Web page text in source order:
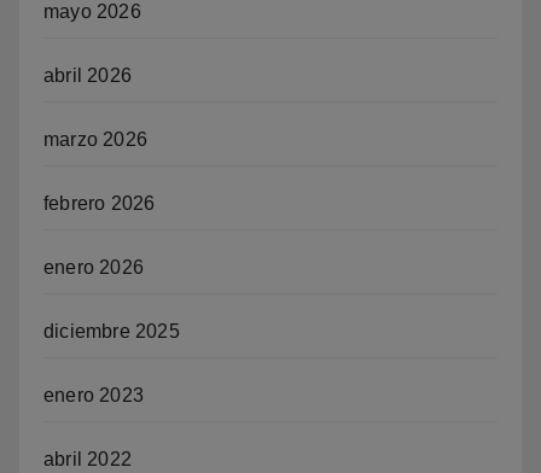
mayo 2026
abril 2026
marzo 2026
febrero 2026
enero 2026
diciembre 2025
enero 2023
abril 2022